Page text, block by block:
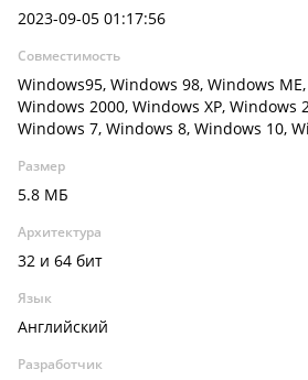
2023-09-05 01:17:56
Совместимость
Windows95, Windows 98, Windows
Windows 2000, Windows XP, Windows
Windows 7, Windows 8, Windows 10,
Размер
5.8 МБ
Архитектура
32 и 64 бит
Язык
Английский
Разработчик